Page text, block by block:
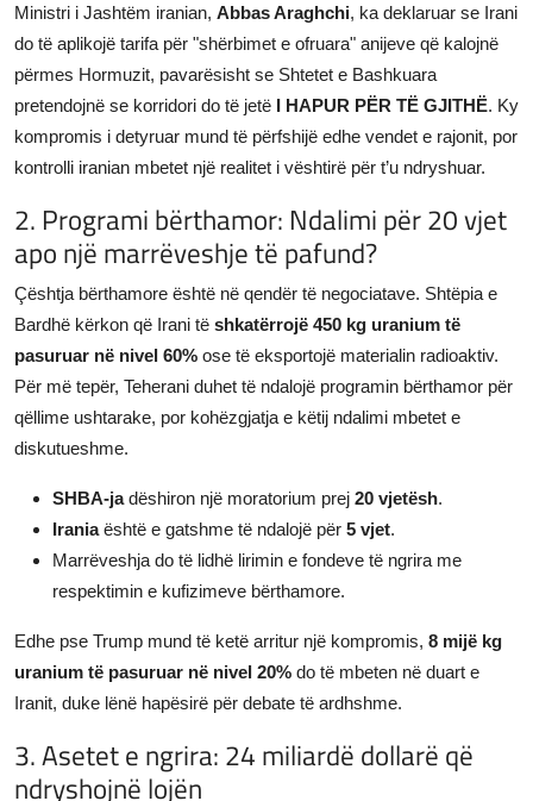
Ministri i Jashtëm iranian, Abbas Araghchi, ka deklaruar se Irani
do të aplikojë tarifa për "shërbimet e ofruara" anijeve që kalojnë
përmes Hormuzit, pavarësisht se Shtetet e Bashkuara
pretendojnë se korridori do të jetë I HAPUR PËR TË GJITHË. Ky
kompromis i detyruar mund të përfshijë edhe vendet e rajonit, por
kontrolli iranian mbetet një realitet i vështirë për t’u ndryshuar.
2. Programi bërthamor: Ndalimi për 20 vjet
apo një marrëveshje të pafund?
Çështja bërthamore është në qendër të negociatave. Shtëpia e
Bardhë kërkon që Irani të shkatërrojë 450 kg uranium të
pasuruar në nivel 60% ose të eksportojë materialin radioaktiv.
Për më tepër, Teherani duhet të ndalojë programin bërthamor për
qëllime ushtarake, por kohëzgjatja e këtij ndalimi mbetet e
diskutueshme.
SHBA-jadëshiron një moratorium prej 20 vjetësh.
Iraniaështë e gatshme të ndalojë për 5 vjet.
Marrëveshja do të lidhë lirimin e fondeve të ngrira me
respektimin e kufizimeve bërthamore.
Edhe pse Trump mund të ketë arritur një kompromis, 8 mijë kg
uranium të pasuruar në nivel 20% do të mbeten në duart e
Iranit, duke lënë hapësirë për debate të ardhshme.
3. Asetet e ngrira: 24 miliardë dollarë që
ndryshojnë lojën